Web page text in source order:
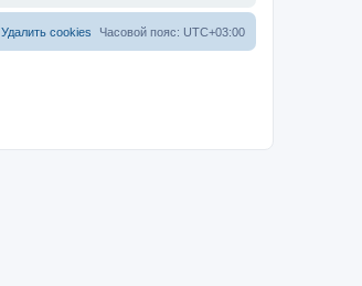
Часовой пояс: UTC+03:00
Удалить cookies